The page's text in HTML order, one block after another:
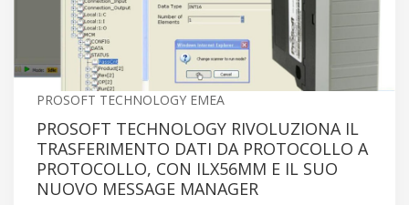
PROSOFT TECHNOLOGY EMEA
PROSOFT TECHNOLOGY RIVOLUZIONA IL
TRASFERIMENTO DATI DA PROTOCOLLO A
PROTOCOLLO, CON ILX56MM E IL SUO
NUOVO MESSAGE MANAGER